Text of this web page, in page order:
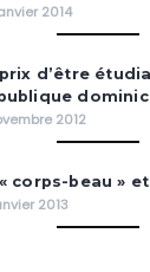
2014
d’être
2012
corps-beau »
2013